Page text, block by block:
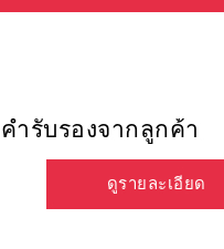
คำรับรองจากลูกค้า
ดูรายละเอียด